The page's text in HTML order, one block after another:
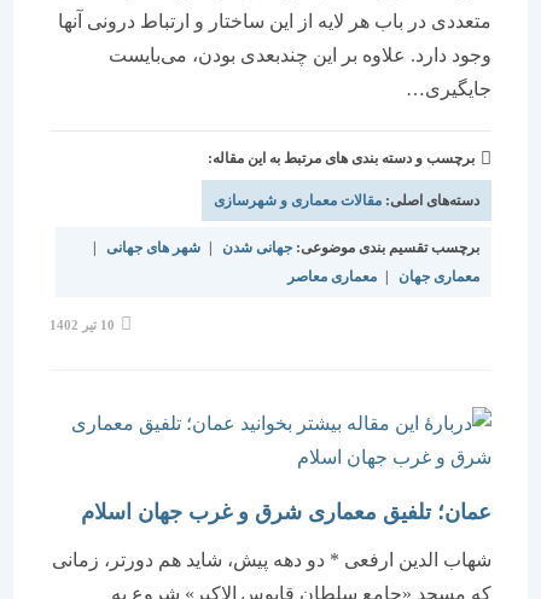
متعددی در باب هر لایه از این ساختار و ارتباط درونی آنها
وجود دارد. علاوه بر این چندبعدی بودن، می‌بایست
جایگیری…
برچسب و دسته بندی های مرتبط به این مقاله:
دسته‌های اصلی:مقالات معماری و شهرسازی
برچسب تقسیم بندی موضوعی:جهانی شدن | شهر های جهانی
|
معماری جهان
| معماری معاصر
عمان؛ تلفیق معماری شرق و غرب جهان اسلام